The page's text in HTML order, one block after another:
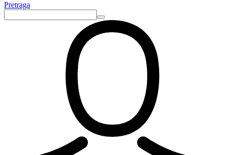
Pretraga